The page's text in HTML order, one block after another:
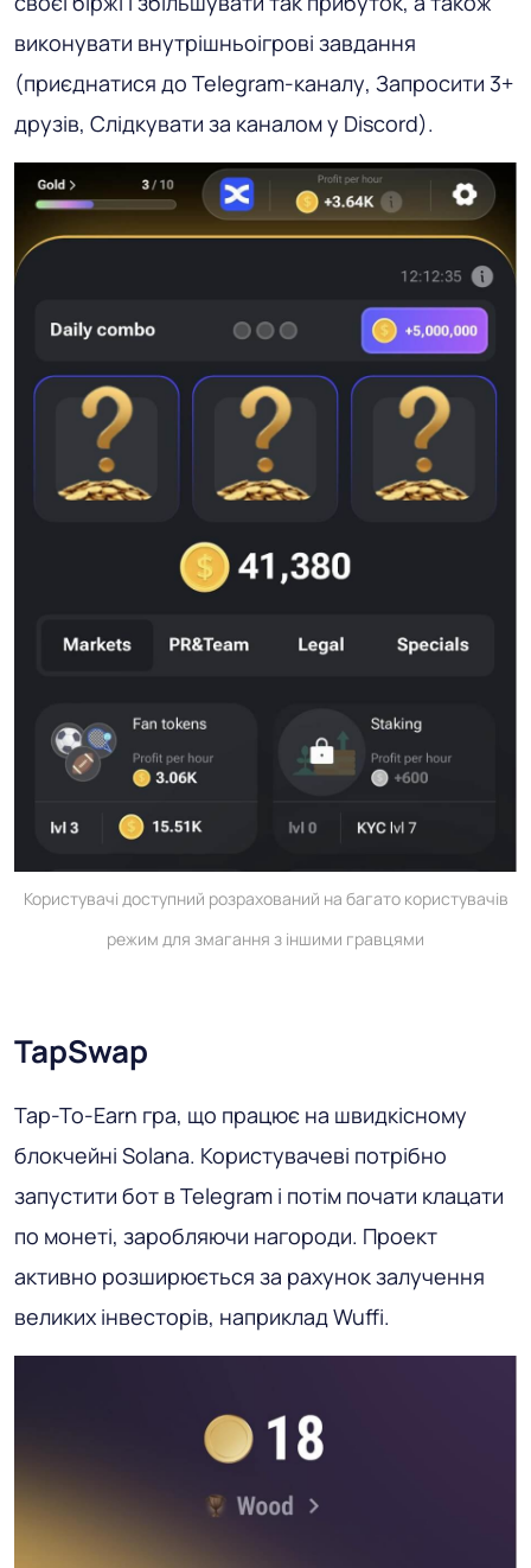
виконувати внутрішньоігрові завдання
(приєднатися до Telegram-каналу, Запросити 3+
друзів, Слідкувати за каналом у Discord).
Користувачі доступний розрахований на багато користувачів
режим для змагання з іншими гравцями
TapSwap
Tap-To-Earn гра, що працює на швидкісному
блокчейні Solana. Користувачеві потрібно
запустити бот в Telegram і потім почати клацати
по монеті, заробляючи нагороди. Проект
активно розширюється за рахунок залучення
великих інвесторів, наприклад Wuffi.